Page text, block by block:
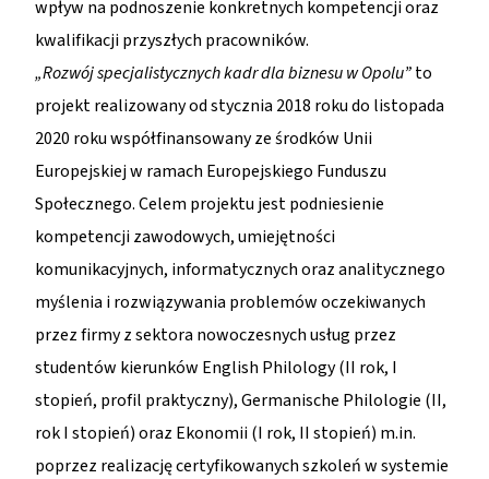
wpływ na podnoszenie konkretnych kompetencji oraz
kwalifikacji przyszłych pracowników.
„Rozwój specjalistycznych kadr dla biznesu w Opolu”to
projekt realizowany od stycznia 2018 roku do listopada
2020 roku współfinansowany ze środków Unii
Europejskiej w ramach Europejskiego Funduszu
Społecznego. Celem projektu jest podniesienie
kompetencji zawodowych, umiejętności
komunikacyjnych, informatycznych oraz analitycznego
myślenia i rozwiązywania problemów oczekiwanych
przez firmy z sektora nowoczesnych usług przez
studentów kierunków English Philology (II rok, I
stopień, profil praktyczny), Germanische Philologie (II,
rok I stopień) oraz Ekonomii (I rok, II stopień) m.in.
poprzez realizację certyfikowanych szkoleń w systemie